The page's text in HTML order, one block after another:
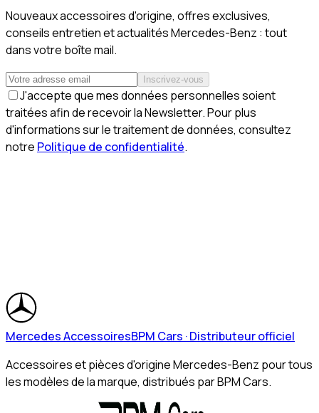
Nouveaux accessoires d'origine, offres exclusives,
conseils entretien et actualités Mercedes-Benz : tout
dans votre boîte mail.
Inscrivez-vous
J'accepte que mes données personnelles soient
traitées afin de recevoir la Newsletter. Pour plus
d'informations sur le traitement de données, consultez
notre Politique de confidentialité.
Mercedes AccessoiresBPM Cars · Distributeur officiel
Accessoires et pièces d'origine Mercedes-Benz pour tous
les modèles de la marque, distribués par BPM Cars.